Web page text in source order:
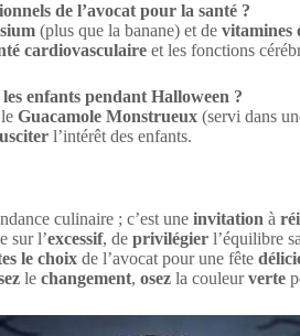
de l’avocat pour la santé ?
(plus que la banane) et de vitamines
cardiovasculaire et les fonctions
enfants pendant Halloween ?
Guacamole Monstrueux (servi dans
l’intérêt des enfants.
culinaire ; c’est une invitation à
sur l’excessif, de privilégier l’équilibre
le choix de l’avocat pour une fête
le changement, osez la couleurverte